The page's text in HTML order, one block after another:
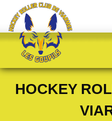
HOCKEY
Panneau de gestion des cookies